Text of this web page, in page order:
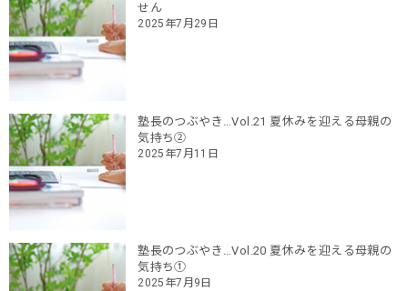
せん
2025年7月29日
塾長のつぶやき…Vol.21 夏休みを迎える母親の
気持ち②
2025年7月11日
塾長のつぶやき…Vol.20 夏休みを迎える母親の
気持ち①
2025年7月9日